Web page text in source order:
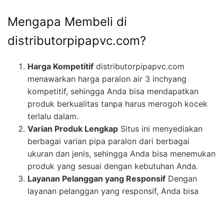
Mengapa Membeli di
distributorpipapvc.com?
Harga Kompetitif distributorpipapvc.com
menawarkan harga paralon air 3 inchyang
kompetitif, sehingga Anda bisa mendapatkan
produk berkualitas tanpa harus merogoh kocek
terlalu dalam.
Varian Produk Lengkap Situs ini menyediakan
berbagai varian pipa paralon dari berbagai
ukuran dan jenis, sehingga Anda bisa menemukan
produk yang sesuai dengan kebutuhan Anda.
Layanan Pelanggan yang Responsif Dengan
layanan pelanggan yang responsif, Anda bisa